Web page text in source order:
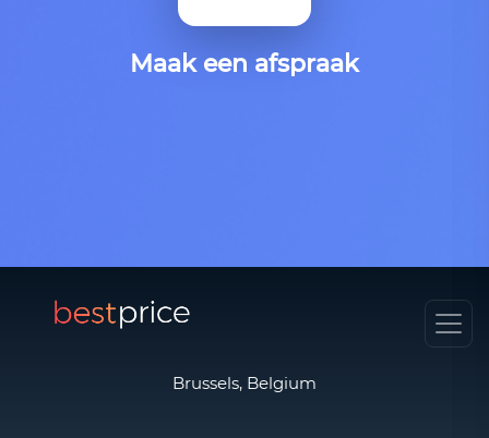
Maak een afspraak
Brussels, Belgium